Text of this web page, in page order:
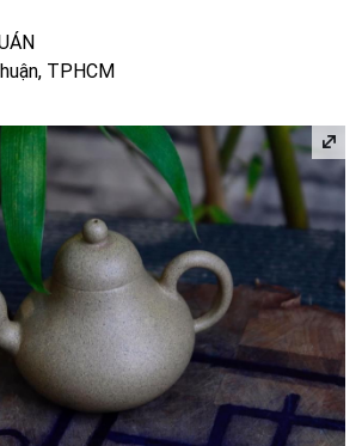
TPHCM